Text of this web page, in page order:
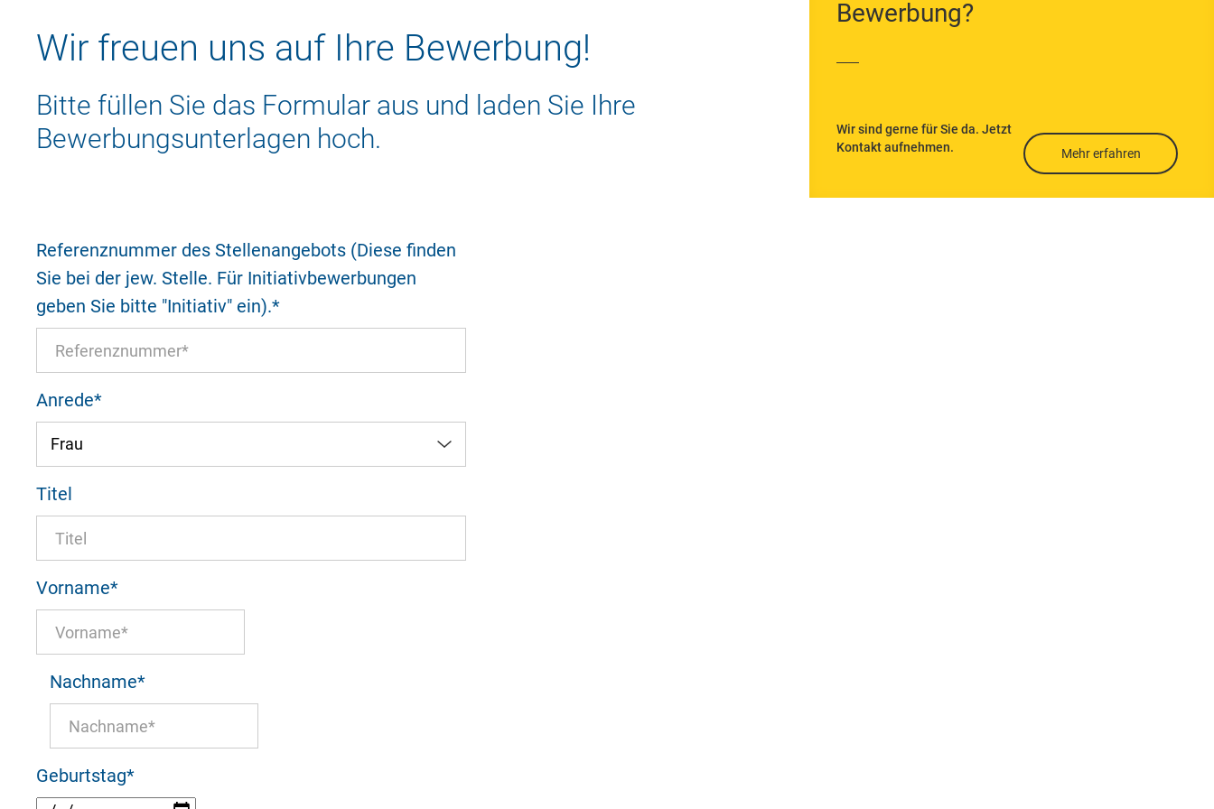
Untersparrendäm
Wir freuen uns auf Ihre Bewerbung!
Bitte füllen Sie das Formular aus und laden Sie Ihre
Bewerbungsunterlagen hoch.
Referenznummer des Stellenangebots (Diese finden
Sie bei der jew. Stelle. Für Initiativbewerbungen
geben Sie bitte "Initiativ" ein).*
Anrede*
Titel
Vorname*
Nachname*
Geburtstag*
Bewerbung?
Wir sind gerne für Sie da. Jetzt
Kontakt aufnehmen.
Mehr erfahren